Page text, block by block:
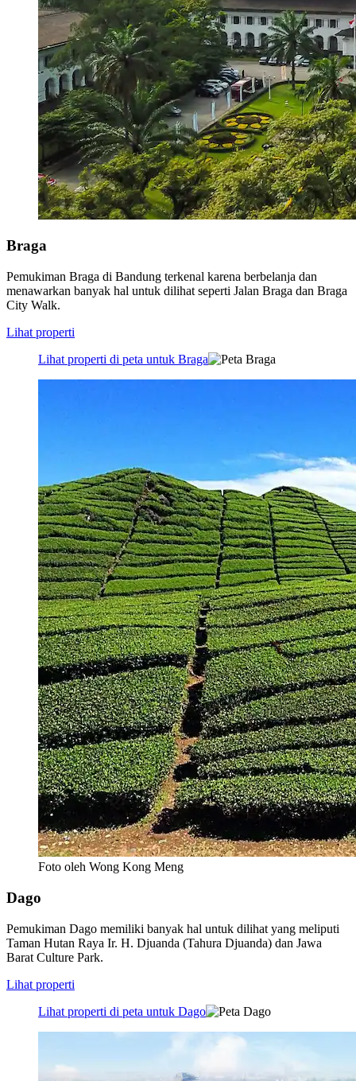
Braga
Pemukiman Braga di Bandung terkenal karena berbelanja dan
menawarkan banyak hal untuk dilihat seperti Jalan Braga dan Braga
City Walk.
Lihat properti
Lihat properti di peta untuk Braga
Foto oleh Wong Kong Meng
Dago
Pemukiman Dago memiliki banyak hal untuk dilihat yang meliputi
Taman Hutan Raya Ir. H. Djuanda (Tahura Djuanda) dan Jawa
Barat Culture Park.
Lihat properti
Lihat properti di peta untuk Dago